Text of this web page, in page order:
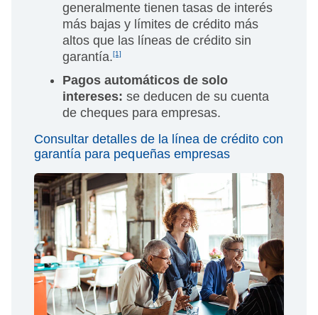
generalmente tienen tasas de interés
más bajas y límites de crédito más
altos que las líneas de crédito sin
garantía.[1]
Pagos automáticos de solo
intereses: se deducen de su cuenta
de cheques para empresas.
Consultar detalles de la línea de crédito con
garantía para pequeñas empresas